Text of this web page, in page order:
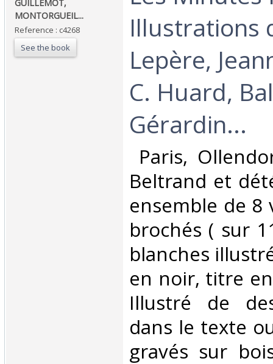
GUILLEMOT,
MONTORGUEIL...‎
Reference : c4268
See the book
Illustrations
Lepère,
C. Huard,
Gérardin... ‎
Paris,
Beltrand et
ensemble de 8
brochés ( sur
blanches
en noir, titre
Illustré de
dans le texte
gravés sur